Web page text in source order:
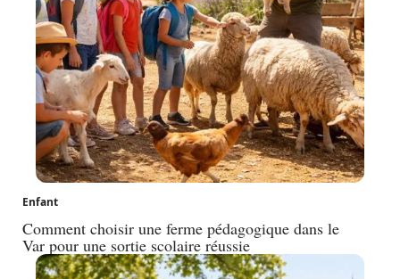
Enfant
Comment choisir une ferme pédagogique dans le
Var pour une sortie scolaire réussie